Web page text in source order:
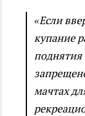
«Если
купание
поднятия
мачтах